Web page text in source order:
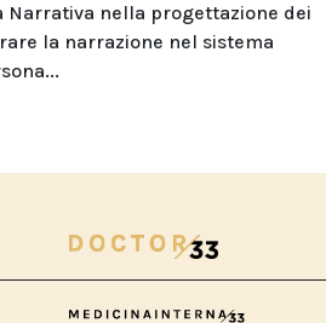
nella progettazione dei
la narrazione nel sistema